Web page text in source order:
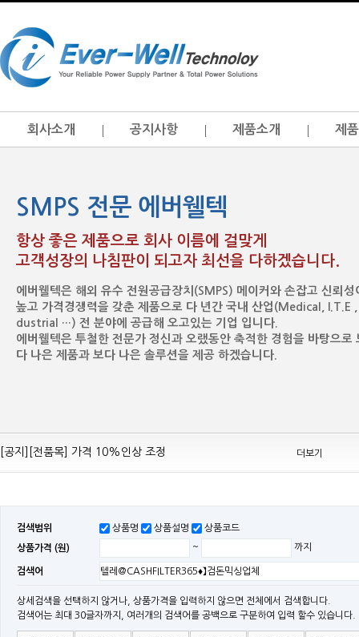
회사소개 공지사항 제품소개 제
SMPS 전문 에버웰텍
항상 좋은 제품으로 회사 이름에 걸맞게
고객성장의 나침판이 되고자 최선을 다하겠습니다.
에버웰텍은 해외 유수 전원공급장치(SMPS) 메이커와 손잡고 신뢰성
높고 가격경쟁력을 갖춘 제품으로 다 년간 국내 산업(Medical, I.T.E
dustrial …) 전 분야에 공급해 오고있는 기업 입니다.
에버웰텍은 투철한 전문가 정신과 오랬동안 축적한 경험을 바탕으로
다 나은 제품과 보다 나은 솔루션을 제공 하겠습니다.
[공지][Mean Well 제품 전품목] 10% 가격 인하 조정
[공지][전품목] 가격 10%인상 조정
[공지][민웰] 전품목 가격 조정의건
[민웰] RS 모델 출시
[공지]SMPS 저가형 [기획상품] 출시
[공지]12W~300W Medical Adapter"2017 NEW MODEL"[ADT] 출시
[공지][민웰] [민웰] 인버터 "정현파 / 유사 정현파" 시리즈 제품을 출시
[공지][민웰] LED 방수형 (CLG / CEN / HLG)시리즈 제품 출시
더보기
검색범위 상품명 상품설명 상품코드
상품가격 (원) ~ 까지
검색어
상세검색을 선택하지 않거나, 상품가격을 입력하지 않으면 전체에서 검색합니다.
검색어는 최대 30글자까지, 여러개의 검색어를 공백으로 구분하여 입력 할수 있습니다.